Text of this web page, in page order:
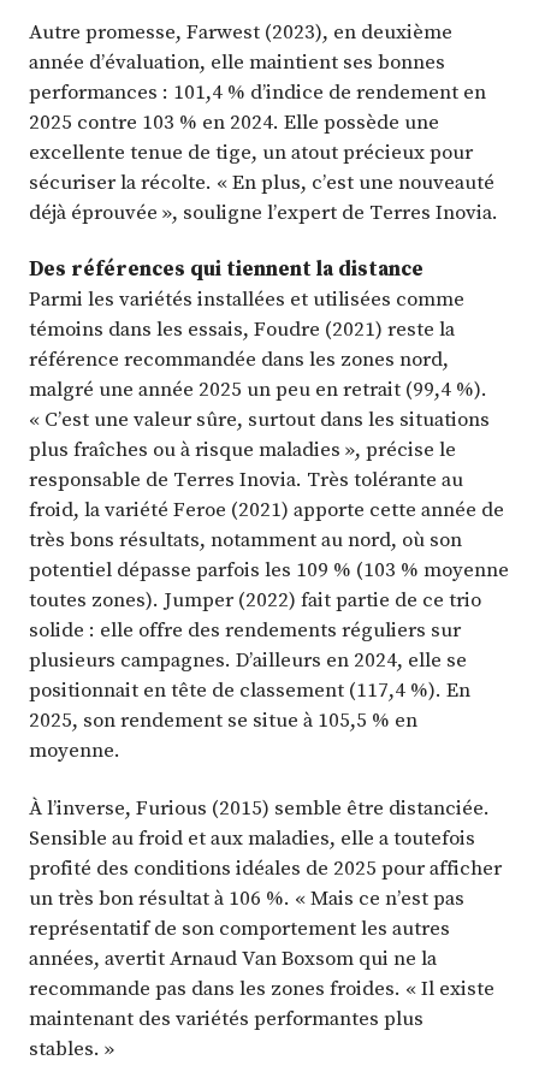
Autre promesse, Farwest (2023), en deuxième
année d’évaluation, elle maintient ses bonnes
performances : 101,4 % d’indice de rendement en
2025 contre 103 % en 2024. Elle possède une
excellente tenue de tige, un atout précieux pour
sécuriser la récolte. « En plus, c’est une nouveauté
déjà éprouvée », souligne l’expert de Terres Inovia.
Des références qui tiennent la distance
Parmi les variétés installées et utilisées comme
témoins dans les essais, Foudre (2021) reste la
référence recommandée dans les zones nord,
malgré une année 2025 un peu en retrait (99,4 %).
« C’est une valeur sûre, surtout dans les situations
plus fraîches ou à risque maladies », précise le
responsable de Terres Inovia. Très tolérante au
froid, la variété Feroe (2021) apporte cette année de
très bons résultats, notamment au nord, où son
potentiel dépasse parfois les 109 % (103 % moyenne
toutes zones). Jumper (2022) fait partie de ce trio
solide : elle offre des rendements réguliers sur
plusieurs campagnes. D’ailleurs en 2024, elle se
positionnait en tête de classement (117,4 %). En
2025, son rendement se situe à 105,5 % en
moyenne.
À l’inverse, Furious (2015) semble être distanciée.
Sensible au froid et aux maladies, elle a toutefois
profité des conditions idéales de 2025 pour afficher
un très bon résultat à 106 %. « Mais ce n’est pas
représentatif de son comportement les autres
années, avertit Arnaud Van Boxsom qui ne la
recommande pas dans les zones froides. « Il existe
maintenant des variétés performantes plus
stables. »